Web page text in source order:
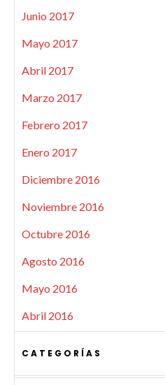
Junio 2017
Mayo 2017
Abril 2017
Marzo 2017
Febrero 2017
Enero 2017
Diciembre 2016
Noviembre 2016
Octubre 2016
Agosto 2016
Mayo 2016
Abril 2016
CATEGORÍAS